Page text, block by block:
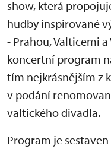
show, která
hudby inspirované
- Prahou, Valticemi
koncertní program
tím nejkrásnějším z
v podání
valtického divadla.
Program je